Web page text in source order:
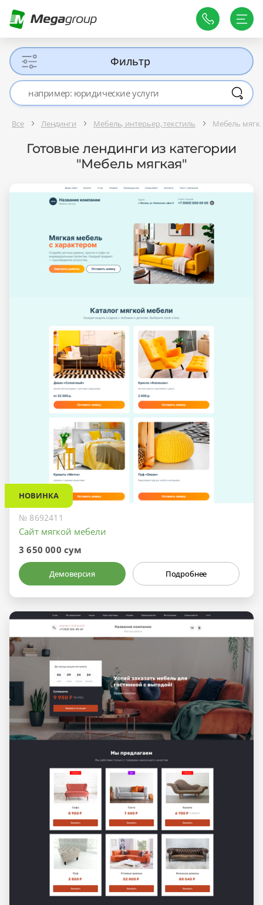
Фильтр
Все Лендинги Мебель, интерьер, текстиль Мебель
Готовые лендинги из категории
"Мебель мягкая"
НОВИНКА
№ 8692411
Сайт мягкой мебели
3 650 000 сум
Демоверсия Подробнее